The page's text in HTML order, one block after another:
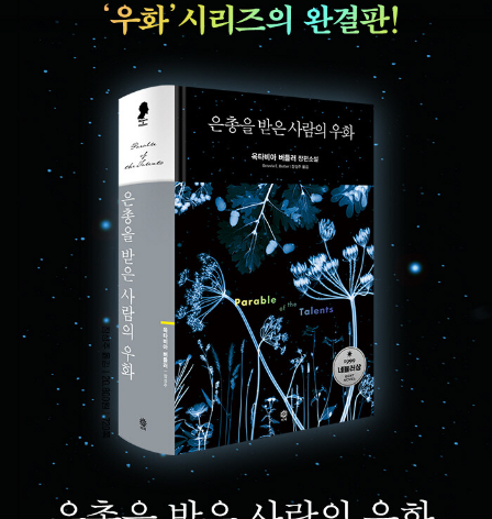
작가로서는 처음으로 이른바 ‘천재상’으로 불리는 맥아더 재단 펠로십
을 수상했다. 2006년 2월에 워싱턴주 시애틀에서 타계했다. 2021년
2월, 미 항공우주국은 인류 상상력의 지평을 넓힌 버틀러의 공로를
기리고자 화성 탐사 로봇 퍼서비어런스호가 착륙한 지점을 ‘옥타비아
E. 버틀러 착륙지’로 이름 지었다. (c) Nikolas Coukouma